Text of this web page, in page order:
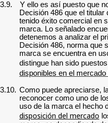
3.9.
Y ello es así puesto que
Decisión 486 que el
tenido éxito comercial en
marca. Lo señalado
detenemos a analizar el
Decisión 486, norma que
marca se encuentra en
distingue han sido
disponibles en el
3.10. Como puede apreciarse,
reconocer como uno de
uso de la marca el hecho
disposición del mercado